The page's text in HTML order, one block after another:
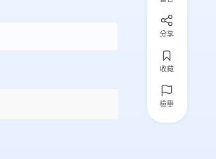
分享
收藏
檢舉